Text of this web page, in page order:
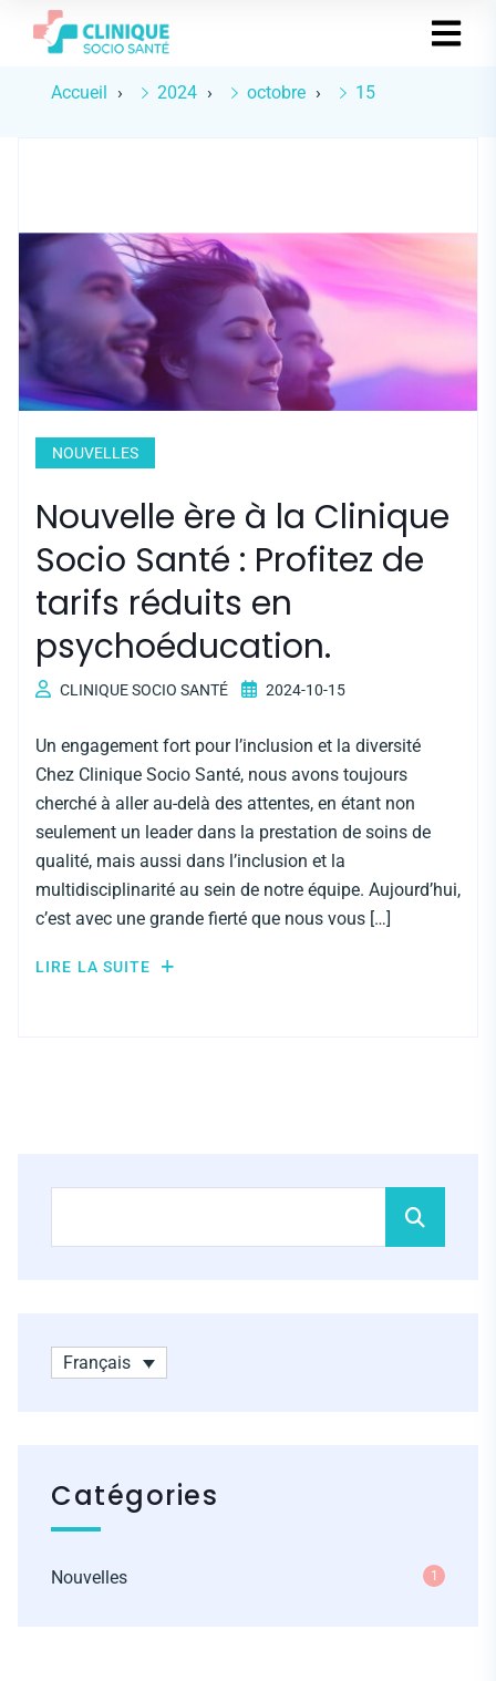
Accueil 2024 octobre 15
NOUVELLES
Nouvelle ère à la Clinique
Socio Santé : Profitez de
tarifs réduits en
psychoéducation.
CLINIQUE SOCIO SANTÉ 2024-10-15
Un engagement fort pour l’inclusion et la diversité
Chez Clinique Socio Santé, nous avons toujours
cherché à aller au-delà des attentes, en étant non
seulement un leader dans la prestation de soins de
qualité, mais aussi dans l’inclusion et la
multidisciplinarité au sein de notre équipe. Aujourd’hui,
c’est avec une grande fierté que nous vous […]
LIRE LA SUITE
Français
Catégories
Nouvelles 1